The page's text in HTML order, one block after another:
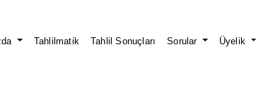
Tahlilmatik Tahlil Sonuçları Sorular Üyelik